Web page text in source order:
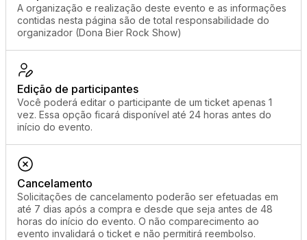
A organização e realização deste evento e as informações
contidas nesta página são de total responsabilidade do
organizador (Dona Bier Rock Show)
Edição de participantes
Você poderá editar o participante de um ticket apenas 1
vez. Essa opção ficará disponível até 24 horas antes do
início do evento.
Cancelamento
Solicitações de cancelamento poderão ser efetuadas em
até 7 dias após a compra e desde que seja antes de 48
horas do início do evento. O não comparecimento ao
evento invalidará o ticket e não permitirá reembolso.